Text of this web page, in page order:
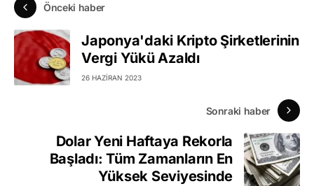
Önceki haber
Japonya'daki Kripto Şirketlerinin
Vergi Yükü Azaldı
26 HAZIRAN 2023
Sonraki haber
Dolar Yeni Haftaya Rekorla
Başladı: Tüm Zamanların En
Yüksek Seviyesinde